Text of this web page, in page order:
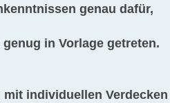
genau dafür,
in Vorlage getreten.
mit individuellen